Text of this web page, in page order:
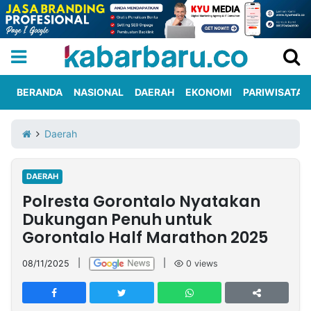
Iklan
Berita
Kami
Nasional
International
Olahraga
Entertainment
Daerah
Pariwisata
Kuliner
Kolom
Network
PT
TREETAN
BERANDA NASIONAL DAERAH EKONOMI PARIWISATA
Daerah
DAERAH
Polresta Gorontalo Nyatakan
Dukungan Penuh untuk
Gorontalo Half Marathon 2025
08/11/2025 0 views